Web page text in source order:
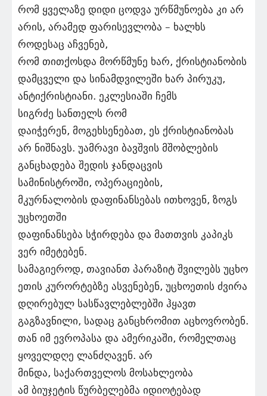
რომ ყველაზე დიდი ცოდვა ურწმუნოება კი არ
არის, არამედ ფარისევლობა – ხალხს
როდესაც აჩვენებ,
რომ თითქოსდა მორწმუნე ხარ, ქრისტიანობის
დამცველი და სინამდვილეში ხარ პირუკუ,
ანტიქრისტიანი. ეკლესიაში ჩემს
სიგრძე სანთელს რომ
დაიჭერენ, მოგეხსენებათ, ეს ქრისტიანობას
არ ნიშნავს. უამრავი ბავშვის მშობლების
განცხადება შედის ჯანდაცვის
სამინისტროში, ოპერაციების,
მკურნალობის დაფინანსებას ითხოვენ, ზოგს
უცხოეთში
დაფინანსება სჭირდება და მათთვის კაპიკს
ვერ იმეტებენ.
სამაგიეროდ, თავიანთ პარაზიტ შვილებს უცხო
ეთის კურორტებზე ასვენებენ, უცხოეთის ძვირა
დღირებულ სასწავლებლებში ჰყავთ
გაგზავნილი, სადაც განცხრომით აცხოვრობენ.
თან იმ ევროპასა და ამერიკაში, რომელთაც
ყოველდღე ლანძღავენ. არ
მინდა, საქართველოს მოსახლეობა
ამ ბიუჯეტის წურბელებმა იდიოტებად